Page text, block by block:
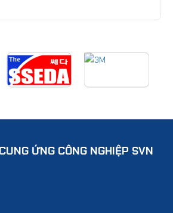
ỨNG CÔNG NGHIỆP SVN